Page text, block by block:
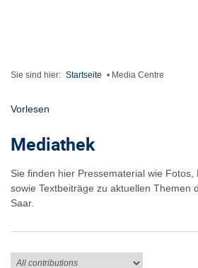
Sie sind hier: Startseite • Media Centre
Vorlesen
Mediathek
Sie finden hier Pressematerial wie Fotos,
sowie Textbeiträge zu aktuellen Themen
Saar.